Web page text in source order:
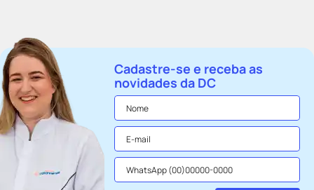
Cadastre-se e receba as
novidades da DC